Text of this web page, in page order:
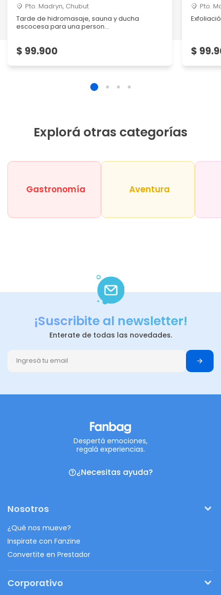
Pto. Madryn, Chubut
Tarde de hidromasaje, sauna y ducha
escocesa para una person...
$ 99.900
Pto.
$
Explorá otras categorías
Gastronomía Aventura
¡Suscribite al newsletter!
Enterate de todas las novedades.
Despertá emociones,
regalá experiencias.
¿Necesitas ayuda?
Nosotros
¿Qué nos mueve?
Inspirate con Fanzine
Convertite en Prestador
Corporativo